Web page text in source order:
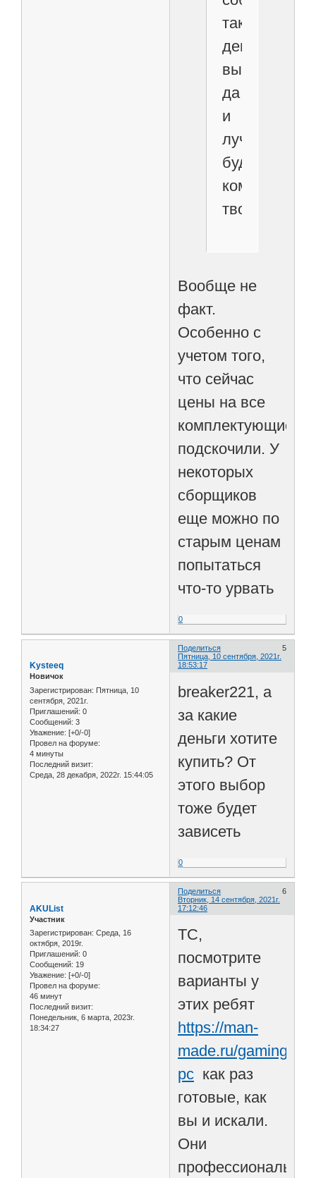
так
дешевле
выйдет,
да
и
лучше
будет
компьютер
твой
Вообще не
факт.
Особенно с
учетом того,
что сейчас
цены на все
комплектующие
подскочили. У
некоторых
сборщиков
еще можно по
старым ценам
попытаться
что-то урвать
0
Поделиться
5
Пятница, 10 сентября, 2021г.
18:53:17
Kysteeq
Новичок
Зарегистрирован: Пятница, 10
сентября, 2021г.
Приглашений: 0
Сообщений: 3
Уважение: [+0/-0]
Провел на форуме:
4 минуты
Последний визит:
Среда, 28 декабря, 2022г. 15:44:05
breaker221, а
за какие
деньги хотите
купить? От
этого выбор
тоже будет
зависеть
0
Поделиться
6
Вторник, 14 сентября, 2021г.
17:12:46
AKUList
Участник
Зарегистрирован: Среда, 16
октября, 2019г.
Приглашений: 0
Сообщений: 19
Уважение: [+0/-0]
Провел на форуме:
46 минут
Последний визит:
Понедельник, 6 марта, 2023г.
18:34:27
ТС,
посмотрите
варианты у
этих ребят
https://man-
made.ru/gaming-
pc как раз
готовые, как
вы и искали.
Они
профессионально